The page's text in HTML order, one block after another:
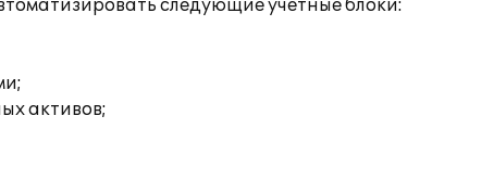
следующие учетные блоки:
активов;